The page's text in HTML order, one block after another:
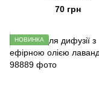
70 грн
НОВИНКА